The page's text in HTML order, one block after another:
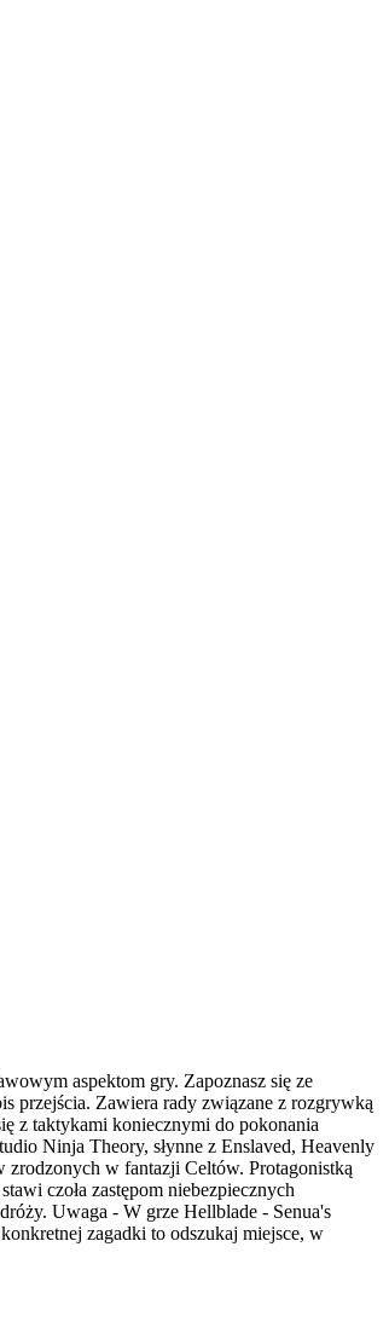
aspektom gry. Zapoznasz się ze
przejścia. Zawiera rady związane z rozgrywką
z taktykami koniecznymi do pokonania
Ninja Theory, słynne z Enslaved, Heavenly
zrodzonych w fantazji Celtów. Protagonistką
czoła zastępom niebezpiecznych
Uwaga - W grze Hellblade - Senua's
zagadki to odszukaj miejsce, w